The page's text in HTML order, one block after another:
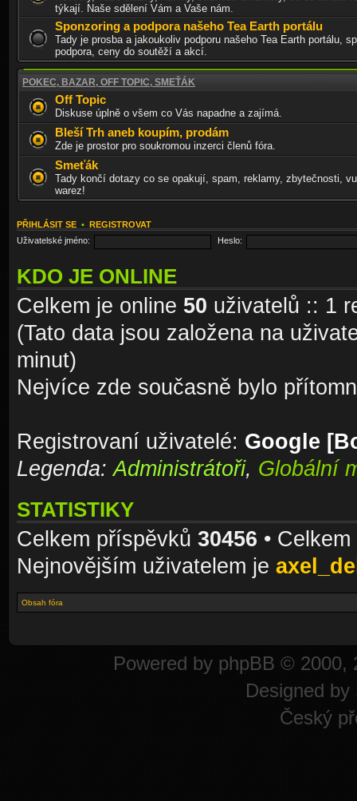
týkají. Naše sdělení Vám a Vaše nám.
Sponzoring a podpora našeho Tea Earth portálu
Tady je prosba a jakoukoliv podporu našeho Tea Earth portálu,
podpora, ceny do soutěží a akcí.
POKEC, BAZAR, OFF TOPIC, SMEŤÁK
Off Topic
Diskuse úplně o všem co Vás napadne a zajímá.
Bleší Trh aneb koupím, prodám
Zde je prostor pro soukromou inzerci členů fóra.
Smeťák
Tady končí dotazy co se opakují, spam, reklamy, zbytečnosti,
warez!
PŘIHLÁSIT SE • REGISTROVAT
Uživatelské jméno:
Heslo:
KDO JE ONLINE
Celkem je online 50 uživatelů :: 1
(Tato data jsou založena na
minut)
Nejvíce zde současně bylo
Registrovaní uživatelé: Google
Legenda:Administrátoři, Globální
STATISTIKY
Celkem příspěvků 30456 •
Nejnovějším uživatelem je
Obsah fóra
Powered by phpBB © 2000,
Designed by
Český